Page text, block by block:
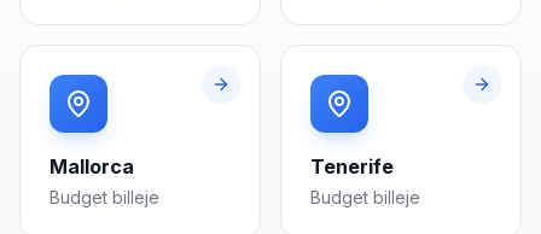
Mallorca
Budget billeje
Tenerife
Budget billeje